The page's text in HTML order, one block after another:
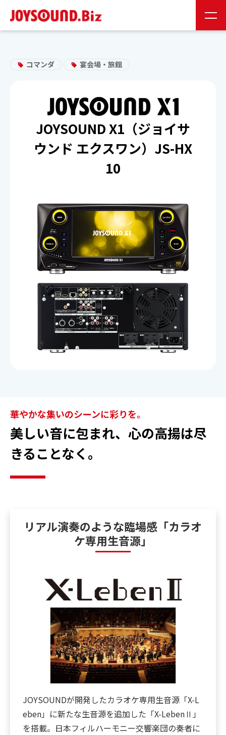
0120-141-224
24時間受付
お問い合わせ
製品情報
ご契約までの流れ
よくあるご質問
楽曲検索
新曲情報
コマンダ 宴会場・旅館
JOYSOUND X1（ジョイサ
ウンド エクスワン）JS-HX
10
華やかな集いのシーンに彩りを。
美しい音に包まれ、心の高揚は尽
きることなく。
リアル演奏のような臨場感「カラオ
ケ専用生音源」
JOYSOUNDが開発したカラオケ専用生音源「X-L
eben」に新たな生音源を追加した「X-LebenⅡ」
を搭載。日本フィルハーモニー交響楽団の奏者に